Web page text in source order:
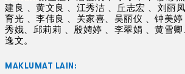
建良 、黄文良 、江秀洁 、丘志宏 、刘丽
育光 、李伟良 、关家喜、吴丽仪 、钟美
秀娥、邱莉莉 、殷娉婷 、李翠娟 、黄雪
逸文。
MAKLUMAT LAIN: